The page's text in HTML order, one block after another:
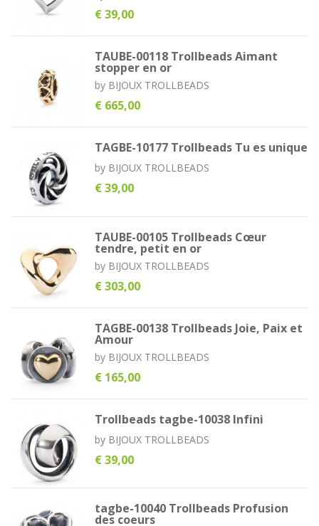
€ 39,00
TAUBE-00118 Trollbeads Aimant
stopper en or
by BIJOUX TROLLBEADS
€ 665,00
TAGBE-10177 Trollbeads Tu es unique
by BIJOUX TROLLBEADS
€ 39,00
TAUBE-00105 Trollbeads Cœur
tendre, petit en or
by BIJOUX TROLLBEADS
€ 303,00
TAGBE-00138 Trollbeads Joie, Paix et
Amour
by BIJOUX TROLLBEADS
€ 165,00
Trollbeads tagbe-10038 Infini
by BIJOUX TROLLBEADS
€ 39,00
tagbe-10040 Trollbeads Profusion
des coeurs